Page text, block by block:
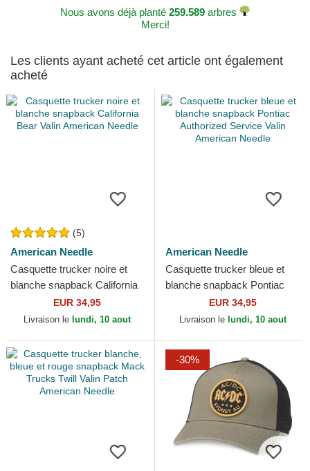
Nous avons déjà planté 259.589 arbres
Merci!
Les clients ayant acheté cet article ont également
acheté
(5)
American Needle
Casquette trucker noire et
blanche snapback California
Bear Valin American Needle
EUR 34,95
Livraison le lundi, 10 aout
American Needle
Casquette trucker bleue et
blanche snapback Pontiac
Authorized Service Valin
American Needle
EUR 34,95
Livraison le lundi, 10 aout
-30%